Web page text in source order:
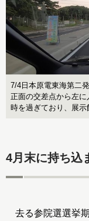
7/4日本原電東海第二
正面の交差点から左
時を過ぎており、展
4月末に持ち込
去る参院選選挙